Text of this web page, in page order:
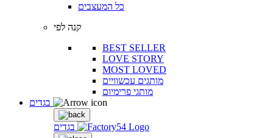
כל המעצבים
קנה לפי
BEST SELLER
LOVE STORY
MOST LOVED
מותגים עכשוויים
מותגי פרימיום
בגדים